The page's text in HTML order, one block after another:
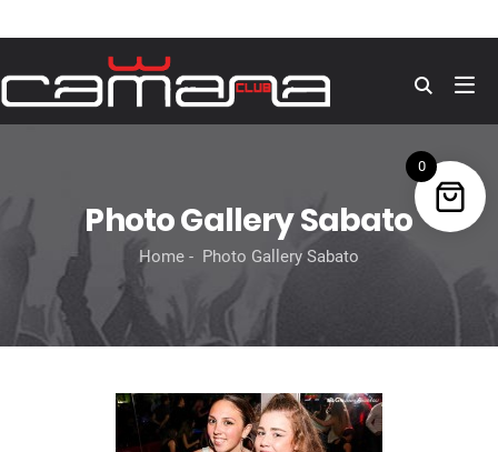
Photo Gallery Sabato
Home Photo Gallery Sabato
0